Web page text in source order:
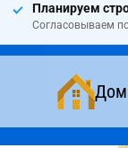
Планируем
Согласовываем